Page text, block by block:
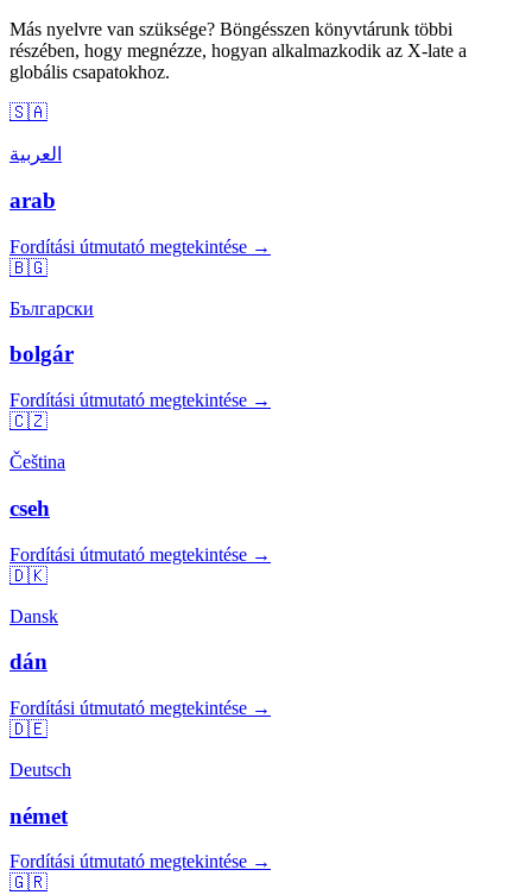
Más nyelvre van szüksége? Böngésszen könyvtárunk többi
részében, hogy megnézze, hogyan alkalmazkodik az X-late a
globális csapatokhoz.
🇸🇦
العربية
arab
Fordítási útmutató megtekintése →
🇧🇬
Български
bolgár
Fordítási útmutató megtekintése →
🇨🇿
Čeština
cseh
Fordítási útmutató megtekintése →
🇩🇰
Dansk
dán
Fordítási útmutató megtekintése →
🇩🇪
Deutsch
német
Fordítási útmutató megtekintése →
🇬🇷